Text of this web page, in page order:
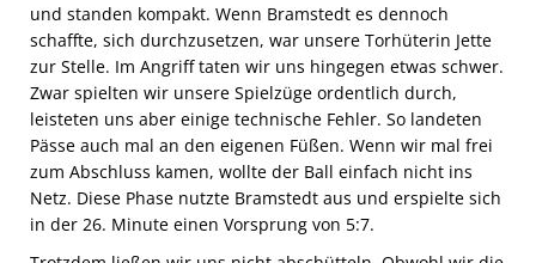
und standen kompakt. Wenn Bramstedt es dennoch
schaffte, sich durchzusetzen, war unsere Torhüterin Jette
zur Stelle. Im Angriff taten wir uns hingegen etwas schwer.
Zwar spielten wir unsere Spielzüge ordentlich durch,
leisteten uns aber einige technische Fehler. So landeten
Pässe auch mal an den eigenen Füßen. Wenn wir mal frei
zum Abschluss kamen, wollte der Ball einfach nicht ins
Netz. Diese Phase nutzte Bramstedt aus und erspielte sich
in der 26. Minute einen Vorsprung von 5:7.